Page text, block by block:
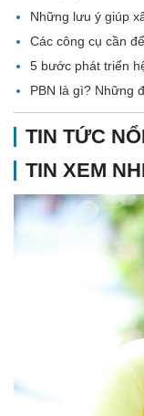
Những lưu ý giúp
Các công cụ cần
5 bước phát triển
PBN là gì? Những
TIN TỨC
TIN XEM